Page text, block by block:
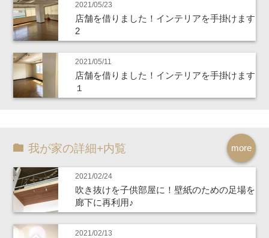
2021/05/23
店舗を借りました！インテリアを手掛けます
2
2021/05/11
店舗を借りました！インテリアを手掛けます
１
more
我が家の詳細+内覧
2021/02/24
吹き抜けを子供部屋に！壁紙のための足場を
廊下に再利用♪
2021/02/13